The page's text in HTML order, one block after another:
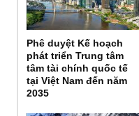
Phê duyệt Kế hoạch
phát triển Trung tâm
tâm tài chính quốc tế
tại Việt Nam đến năm
2035